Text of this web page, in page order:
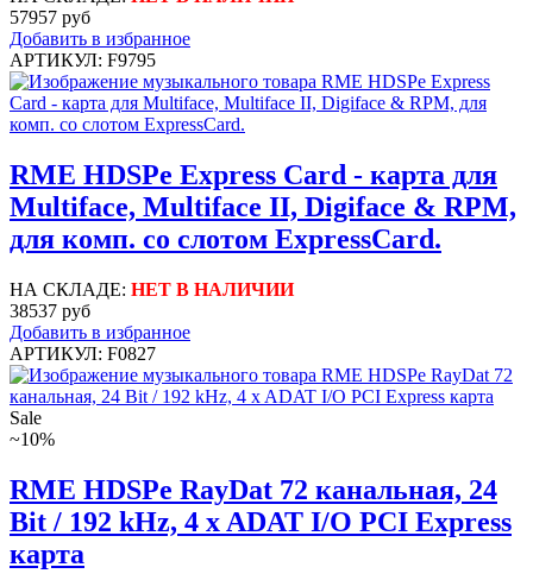
57957 руб
Добавить в избранное
АРТИКУЛ: F9795
RME HDSPe Express Card - карта для
Multiface, Multiface II, Digiface & RPM,
для комп. со слотом ExpressCard.
НА СКЛАДЕ: НЕТ В НАЛИЧИИ
38537 руб
Добавить в избранное
АРТИКУЛ: F0827
Sale
~10%
RME HDSPe RayDat 72 канальная, 24
Bit / 192 kHz, 4 x ADAT I/O PCI Express
карта